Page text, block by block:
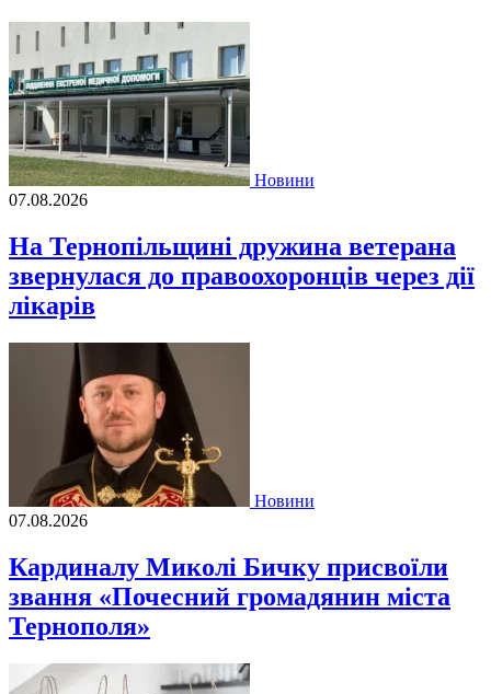
Новини
07.08.2026
На Тернопільщині дружина ветерана
звернулася до правоохоронців через дії
лікарів
Новини
07.08.2026
Кардиналу Миколі Бичку присвоїли
звання «Почесний громадянин міста
Тернополя»